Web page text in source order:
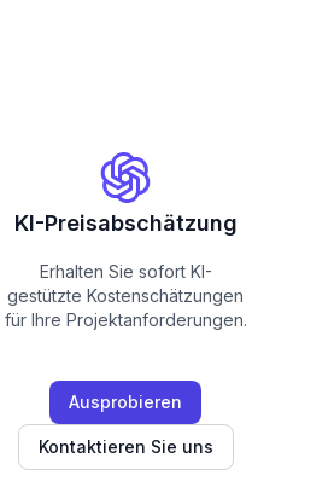
KI-Preisabschätzung
Erhalten Sie sofort KI-
gestützte Kostenschätzungen
für Ihre Projektanforderungen.
Ausprobieren
Kontaktieren Sie uns